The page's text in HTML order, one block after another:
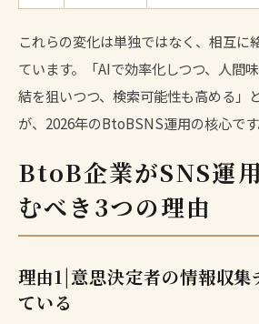
これらの変化は単独ではなく、相互に
ています。「AIで効率化しつつ、人間
結を狙いつつ、検索可能性も高める」
が、2026年のBtoBSNS運用の核心です
BtoB企業がSNS運
むべき3つの理由
理由1|意思決定者の情報収集
ている